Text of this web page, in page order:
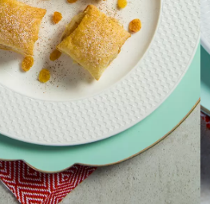
SAC